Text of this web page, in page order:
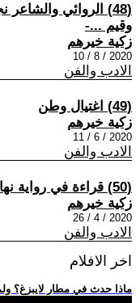
(48) الروائي
وقيم ...-
زكية خيرهم
2020 / 8 / 10
الادب والفن
(49) اغتيال وطن
زكية خيرهم
2020 / 6 / 11
الادب والفن
(50) قراءة في رواية نهاران للدكتورة لطيفة حليم
زكية خيرهم
2020 / 4 / 26
الادب والفن
اخر الافلام
.. ماذا حدث في مطار لايبزغ؟